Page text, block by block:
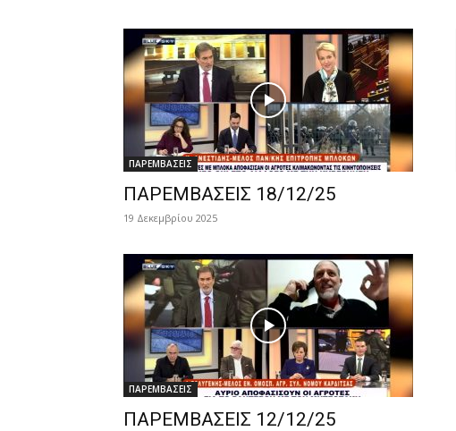
ΠΑΡΕΜΒΑΣΕΙΣ
ΠΑΡΕΜΒΑΣΕΙΣ 18/12/25
19 Δεκεμβρίου 2025
ΠΑΡΕΜΒΑΣΕΙΣ
ΠΑΡΕΜΒΑΣΕΙΣ 12/12/25